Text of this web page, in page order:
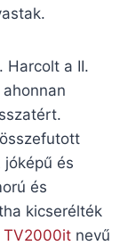
Harcolt a II.
jóképű és
és
kicserélték
TV2000it nevű